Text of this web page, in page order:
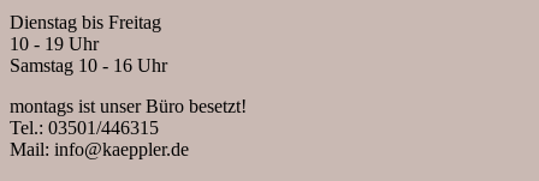
Dienstag bis Freitag
10 - 19 Uhr
Samstag 10 - 16 Uhr
montags ist unser Büro besetzt!
Tel.: 03501/446315
Mail: info@kaeppler.de